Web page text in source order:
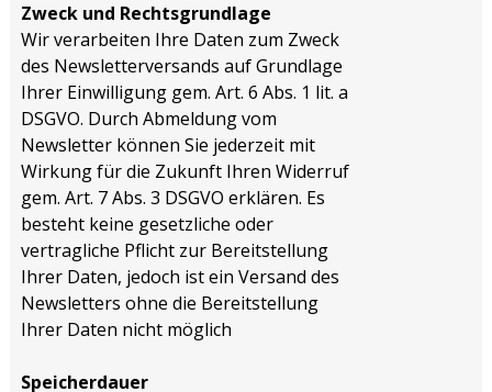
Zweck und Rechtsgrundlage
Wir verarbeiten Ihre Daten zum Zweck
des Newsletterversands auf Grundlage
Ihrer Einwilligung gem. Art. 6 Abs. 1 lit. a
DSGVO. Durch Abmeldung vom
Newsletter können Sie jederzeit mit
Wirkung für die Zukunft Ihren Widerruf
gem. Art. 7 Abs. 3 DSGVO erklären. Es
besteht keine gesetzliche oder
vertragliche Pflicht zur Bereitstellung
Ihrer Daten, jedoch ist ein Versand des
Newsletters ohne die Bereitstellung
Ihrer Daten nicht möglich
Speicherdauer